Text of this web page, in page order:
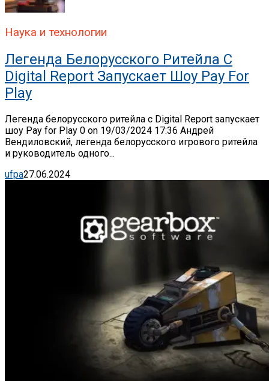
Наука и технологии
Легенда Белорусского Ритейла C
Digital Report Запускает Шоу Pay For
Play
Легенда белорусского ритейла c Digital Report запускает
шоу Pay for Play 0 on 19/03/2024 17:36 Андрей
Вендиловский, легенда белорусского игрового ритейла
и руководитель одного...
ufpa27.06.2024